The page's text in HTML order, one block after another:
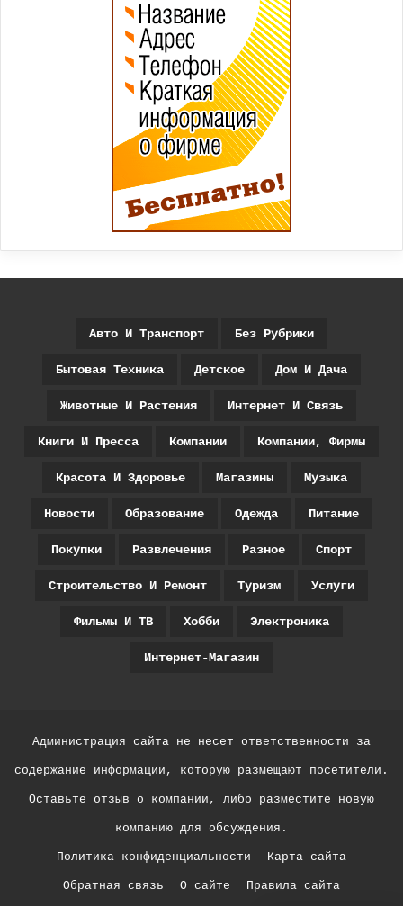
Авто И Транспорт Без Рубрики
Бытовая Техника Детское Дом И Дача
Животные И Растения Интернет И Связь
Книги И Пресса Компании Компании, Фирмы
Красота И Здоровье Магазины Музыка
Новости Образование Одежда Питание
Покупки Развлечения Разное Спорт
Строительство И Ремонт Туризм Услуги
Фильмы И ТВ Хобби Электроника
Интернет-Магазин
Администрация сайта не несет ответственности за
содержание информации, которую размещают посетители.
Оставьте отзыв о компании, либо разместите новую
компанию для обсуждения.
Политика конфиденциальности Карта сайта
Обратная связь О сайте Правила сайта